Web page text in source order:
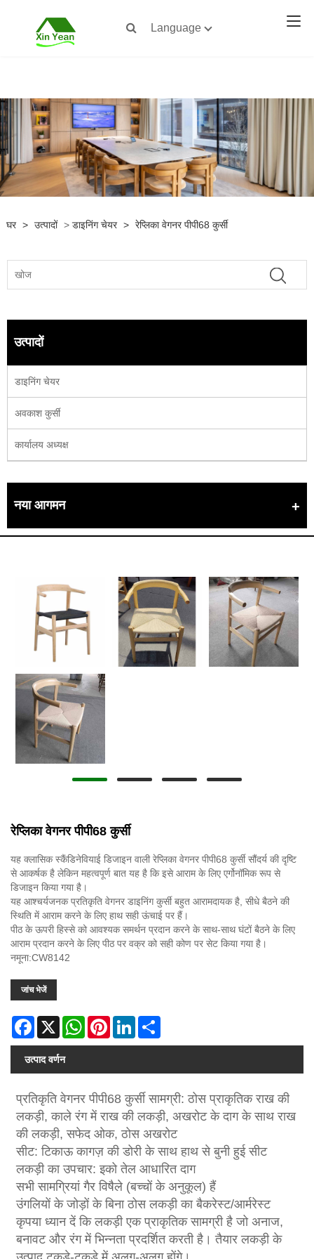
Language
घर > उत्पादों > डाइनिंग चेयर > रेप्लिका वेगनर पीपी68 कुर्सी
उत्पादों
डाइनिंग चेयर
अवकाश कुर्सी
कार्यालय अध्यक्ष
नया आगमन
रेप्लिका वेगनर पीपी68 कुर्सी
यह क्लासिक स्कैंडिनेवियाई डिजाइन वाली रेप्लिका वेगनर पीपी68 कुर्सी सौंदर्य की दृष्टि
से आकर्षक है लेकिन महत्वपूर्ण बात यह है कि इसे आराम के लिए एर्गोनॉमिक रूप से
डिजाइन किया गया है।
यह आश्चर्यजनक प्रतिकृति वेगनर डाइनिंग कुर्सी बहुत आरामदायक है, सीधे बैठने की
स्थिति में आराम करने के लिए हाथ सही ऊंचाई पर हैं।
पीठ के ऊपरी हिस्से को आवश्यक समर्थन प्रदान करने के साथ-साथ घंटों बैठने के लिए
आराम प्रदान करने के लिए पीठ पर वक्र को सही कोण पर सेट किया गया है।
नमूना:CW8142
जांच भेजें
Facebook
X WhatsAppPinterestLinkedIn
उत्पाद वर्णन
प्रतिकृति वेगनर पीपी68 कुर्सी सामग्री: ठोस प्राकृतिक राख की
लकड़ी, काले रंग में राख की लकड़ी, अखरोट के दाग के साथ राख
की लकड़ी, सफेद ओक, ठोस अखरोट
सीट: टिकाऊ कागज़ की डोरी के साथ हाथ से बुनी हुई सीट
लकड़ी का उपचार: इको तेल आधारित दाग
सभी सामग्रियां गैर विषैले (बच्चों के अनुकूल) हैं
उंगलियों के जोड़ों के बिना ठोस लकड़ी का बैकरेस्ट/आर्मरेस्ट
कृपया ध्यान दें कि लकड़ी एक प्राकृतिक सामग्री है जो अनाज,
बनावट और रंग में भिन्नता प्रदर्शित करती है। तैयार लकड़ी के